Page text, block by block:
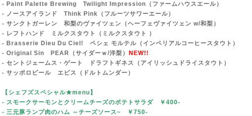
- Paint Palette Brewing Twilight Impression（ファームハウスエール）
- ノースアイランド Think Pink（フルーツサワーエール）
- サンクトガーレン 和梨のヴァイツェン（ヘーフェヴァイツェン w/和梨）
- レフトハンド ミルクスタウト（ミルクスタウト ）
- Brasserie Dieu Du Ciel! ペシェ モルテル（インペリアルコーヒースタウト）
- Original Sin PEAR（サイダーｗ/洋梨）
NEW!!
- セントジェームス・ゲート ドラフトギネス（アイリッシュドライスタウト）
- サッポロビール エビス（ドルトムンダー）
【シェフズスペシャル★menu 】
- スモークサーモンとクリームチーズのポテトサラダ ￥400-
- 三元豚ランプ肉のハム ～チーズソース~ ￥750-